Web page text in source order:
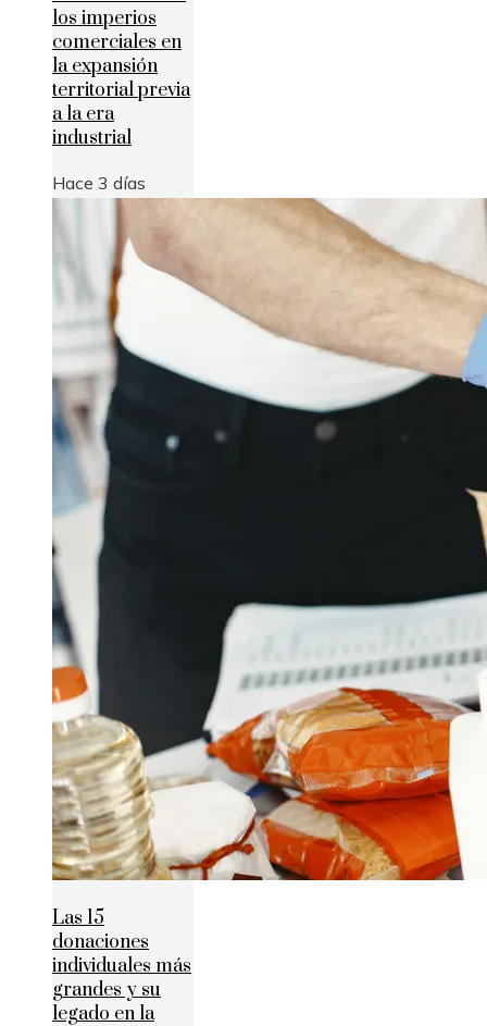
los imperios
comerciales en
la expansión
territorial previa
a la era
industrial
Hace 3 días
Las 15
donaciones
individuales más
grandes y su
legado en la